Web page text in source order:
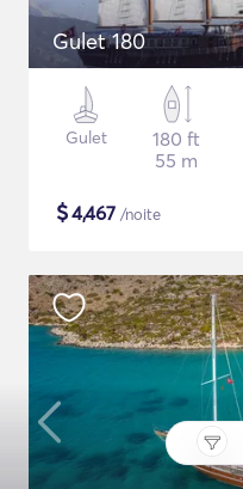
Gulet 180
Gulet
180 ft
55 m
$4,467 /noite